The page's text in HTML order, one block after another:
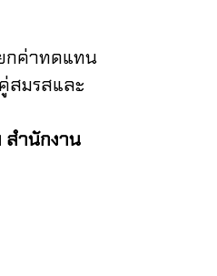
กค่าทดแทน
สมรสและ
สำนักงาน